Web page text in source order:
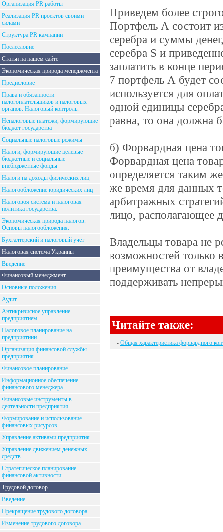
Организация PR работы
Реализация PR проектов своими
силами
Структура PR кампании
Послесловие
Статьи на нашем сайте
Экономическая природа менеджмента
Предисловие
Права и обязанности
налогоплательщиков и налоговых
органов. Налоговый контроль.
Неналоговые платежи, формирующие
бюджет государства
Социальные налоговые режимы
Налоги, формирующие целевые
бюджетные и социальные
внебюджетные фонды
Налоги на доходы физических лиц
Налогообложение юридических лиц
Налоговоя система и налоговая
политика государства.
Экономическая природа налогов.
Основы налогообложения.
Бухгалтерский и налоговый учёт
Налоговая система Украины
Введение
Финансовый менеджмент
Основные положения
Аудит
Антикризисное управление
предприятием
Налоговое планирование на
предприятиии
Организация финансовой службы
предприятия
Финансовое планирование
Информационное обеспечение
финансового менеджера
Финансовые инструменты в
деятельности предприятия
Формирование и использование
финансовых рисурсов
Управление активами предприятия
Управление движением денежных
средств
Стратегическое планирование
финансовой активности
Трудовой договор
Введение
Прекращение трудового договора
Изменение трудового договора
Приведем более
Портфель А состоит
серебра и суммы
серебра S и
заплатить в конце
7 портфель А будет
используется для
одной единицы
равна, то она должна
б) Форвардная цена
Форвардная цена
определяется таким
же время для данных
арбитражных
лицо, располагающее
Владельцы товара не
возможностей только
преимущества от
поддерживать
Читайте также:
- Общая характеристика форвардного